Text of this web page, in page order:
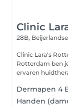
Clinic
28B,
Clinic Lara's
Rotterdam ben
ervaren
Dermapen 4
Handen